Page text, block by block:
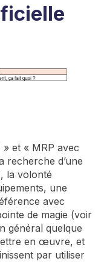
et « MRP avec
recherche d’une
la volonté
une
avec
de magie (voir
général quelque
en œuvre, et
par utiliser